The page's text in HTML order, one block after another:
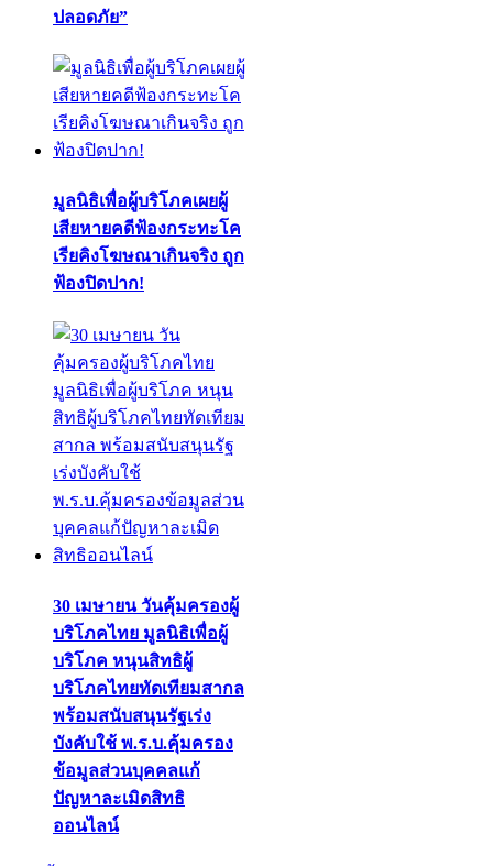
ปลอดภัย”
มูลนิธิเพื่อผู้บริโภคเผยผู้
เสียหายคดีฟ้องกระทะโค
เรียคิงโฆษณาเกินจริง ถูก
ฟ้องปิดปาก!
30 เมษายน วันคุ้มครองผู้
บริโภคไทย มูลนิธิเพื่อผู้
บริโภค หนุนสิทธิผู้
บริโภคไทยทัดเทียมสากล
พร้อมสนับสนุนรัฐเร่ง
บังคับใช้ พ.ร.บ.คุ้มครอง
ข้อมูลส่วนบุคคลแก้
ปัญหาละเมิดสิทธิ
ออนไลน์